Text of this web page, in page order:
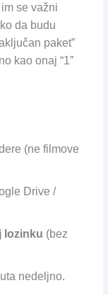
se važni
da budu
paket”
kao onaj “1”
(ne filmove
Drive /
lozinku (bez
nedeljno.